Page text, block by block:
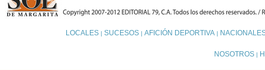
LOCALES| SUCESOS| AFICIÓN DEPORTIVA|
NOSOTROS |